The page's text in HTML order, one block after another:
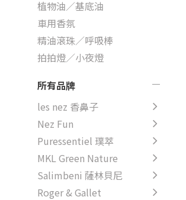
植物油／基底油
車用香氛
精油滾珠／呼吸棒
拍拍燈／小夜燈
所有品牌
les nez 香鼻子
Nez Fun
Puressentiel 璞萃
MKL Green Nature
Salimbeni 薩林貝尼
Roger & Gallet